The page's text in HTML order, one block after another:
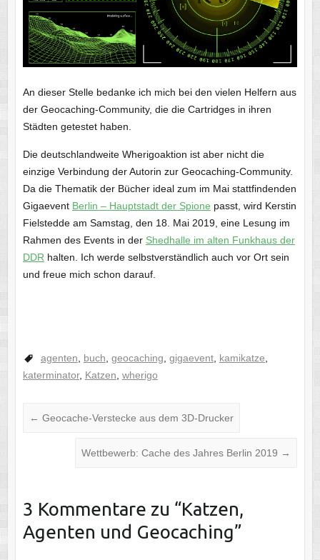
An dieser Stelle bedanke ich mich bei den vielen Helfern aus
der Geocaching-Community, die die Cartridges in ihren
Städten getestet haben.
Die deutschlandweite Wherigoaktion ist aber nicht die
einzige Verbindung der Autorin zur Geocaching-Community.
Da die Thematik der Bücher ideal zum im Mai stattfindenden
Gigaevent Berlin – Hauptstadt der Spione passt, wird Kerstin
Fielstedde am Samstag, den 18. Mai 2019, eine Lesung im
Rahmen des Events in der Shedhalle im alten Funkhaus der
DDR halten. Ich werde selbstverständlich auch vor Ort sein
und freue mich schon darauf.
agenten buch geocaching gigaevent, kamikatze
katerminator, Katzen wherigo
← Geocache-Verstecke aus dem 3D-Drucker
Wettbewerb: Cache des Jahres Berlin 2019 →
3 Kommentare zu “Katzen,
Agenten und Geocaching”